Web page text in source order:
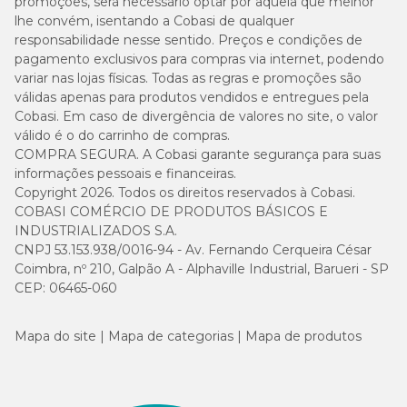
A quantidade diária recomendada deve ser ajustada
dependendo das condições ambientais, do nível de atividade do
gato e de sua condição física;
As mudanças na alimentação do seu gato devem ser feitas
gradualmente durante um período de 7 a 10 dias.
lhe convém, isentando a Cobasi de qualquer
responsabilidade nesse sentido. Preços e condições de
pagamento exclusivos para compras via internet, podendo
variar nas lojas físicas. Todas as regras e promoções são
válidas apenas para produtos vendidos e entregues pela
Cobasi. Em caso de divergência de valores no site, o valor
válido é o do carrinho de compras.
COMPRA SEGURA. A Cobasi garante segurança para suas
informações pessoais e financeiras.
Copyright 2026. Todos os direitos reservados à Cobasi.
COBASI COMÉRCIO DE PRODUTOS BÁSICOS E
INDUSTRIALIZADOS S.A.
CNPJ 53.153.938/0016-94 - Av. Fernando Cerqueira César
Coimbra, nº 210, Galpão A - Alphaville Industrial, Barueri - SP
CEP: 06465-060
Mapa do site Mapa de categorias Mapa de produtos